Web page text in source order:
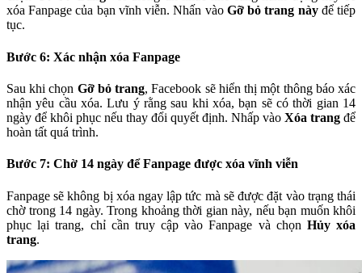
xóa Fanpage của bạn vĩnh viễn. Nhấn vào Gỡ bỏ trang nàyđể tiếp
tục.
Bước 6: Xác nhận xóa Fanpage
Sau khi chọn Gỡ bỏ trang, Facebook sẽ hiển thị một thông báo xác
nhận yêu cầu xóa. Lưu ý rằng sau khi xóa, bạn sẽ có thời gian 14
ngày để khôi phục nếu thay đổi quyết định. Nhấp vào Xóa trang để
hoàn tất quá trình.
Bước 7: Chờ 14 ngày để Fanpage được xóa vĩnh viễn
Fanpage sẽ không bị xóa ngay lập tức mà sẽ được đặt vào trạng thái
chờ trong 14 ngày. Trong khoảng thời gian này, nếu bạn muốn khôi
phục lại trang, chỉ cần truy cập vào Fanpage và chọn Hủy xóa
trang.